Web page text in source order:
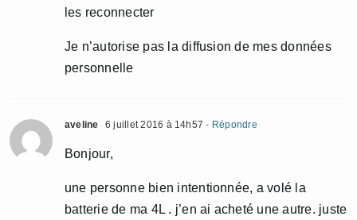
les reconnecter
Je n’autorise pas la diffusion de mes données
personnelle
aveline 6 juillet 2016 à 14h57 - Répondre
Bonjour,
une personne bien intentionnée, a volé la
batterie de ma 4L . j’en ai acheté une autre. juste